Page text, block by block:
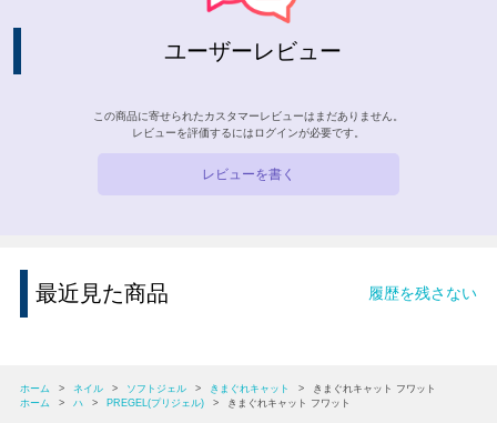
ユーザーレビュー
この商品に寄せられたカスタマーレビューはまだありません。
レビューを評価するには ログインが必要です。
レビューを書く
最近見た商品 履歴を残さない
ホーム > ネイル > ソフトジェル > きまぐれキャット >
きまぐれキャット フワット
ホーム
> ハ > PREGEL(プリジェル) > きまぐれキャット フワット